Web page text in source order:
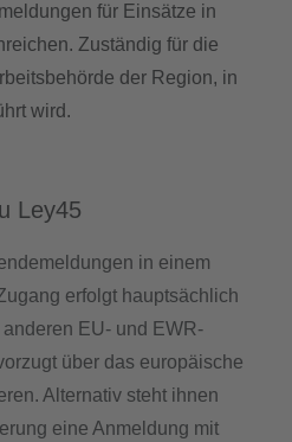
für Einsätze in
Zuständig für die
der Region, in
wird.
Ley45
in einem
erfolgt hauptsächlich
EU- und EWR-
über das europäische
Alternativ steht ihnen
eine Anmeldung mit